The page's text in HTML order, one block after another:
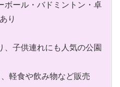
ボール・バドミントン・卓
り
、子供連れにも人気の公園
軽食や飲み物など販売